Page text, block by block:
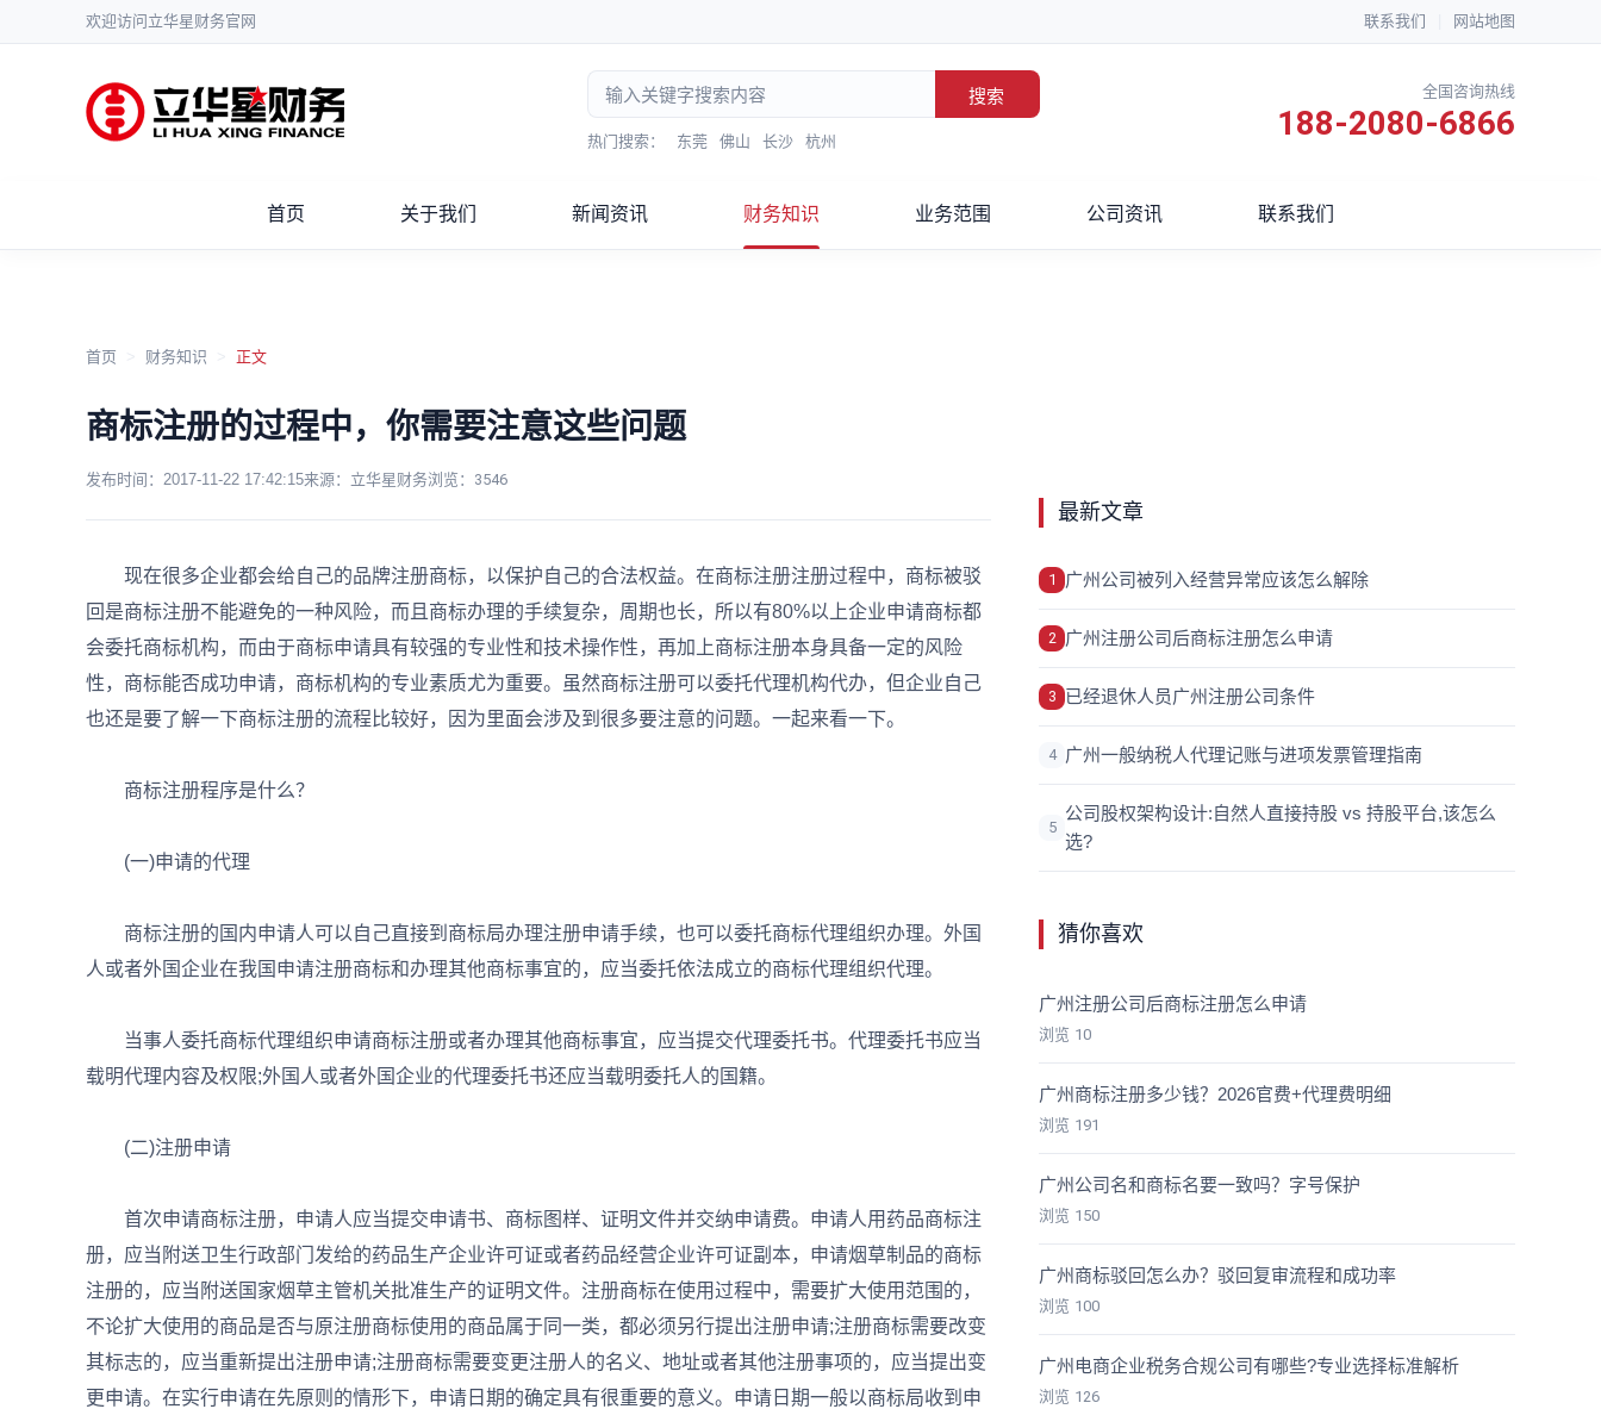
欢迎访问立华星财务官网 联系我们 网站地图
搜索
热门搜索： 东莞 佛山 长沙 杭州
全国咨询热线
188-2080-6866
首页 关于我们 新闻资讯 财务知识 业务范围 公司资讯 联系我们
首页 财务知识 正文
商标注册的过程中，你需要注意这些问题
发布时间： 2017-11-22 17:42:15来源：立华星财务浏览： 3546
现在很多企业都会给自己的品牌注册商标，以保护自己的合法权益。在商标注册注册过程中，商标被驳
回是商标注册不能避免的一种风险，而且商标办理的手续复杂，周期也长，所以有80%以上企业申请商标都
会委托商标机构，而由于商标申请具有较强的专业性和技术操作性，再加上商标注册本身具备一定的风险
性，商标能否成功申请，商标机构的专业素质尤为重要。虽然商标注册可以委托代理机构代办，但企业自己
也还是要了解一下商标注册的流程比较好，因为里面会涉及到很多要注意的问题。一起来看一下。
商标注册程序是什么？
(一)申请的代理
商标注册的国内申请人可以自己直接到商标局办理注册申请手续，也可以委托商标代理组织办理。外国
人或者外国企业在我国申请注册商标和办理其他商标事宜的，应当委托依法成立的商标代理组织代理。
当事人委托商标代理组织申请商标注册或者办理其他商标事宜，应当提交代理委托书。代理委托书应当
载明代理内容及权限;外国人或者外国企业的代理委托书还应当载明委托人的国籍。
(二)注册申请
首次申请商标注册，申请人应当提交申请书、商标图样、证明文件并交纳申请费。申请人用药品商标注
册，应当附送卫生行政部门发给的药品生产企业许可证或者药品经营企业许可证副本，申请烟草制品的商标
注册的，应当附送国家烟草主管机关批准生产的证明文件。注册商标在使用过程中，需要扩大使用范围的，
不论扩大使用的商品是否与原注册商标使用的商品属于同一类，都必须另行提出注册申请;注册商标需要改变
其标志的，应当重新提出注册申请;注册商标需要变更注册人的名义、地址或者其他注册事项的，应当提出变
更申请。在实行申请在先原则的情形下，申请日期的确定具有很重要的意义。申请日期一般以商标局收到申
最新文章
1 广州公司被列入经营异常应该怎么解除
2 广州注册公司后商标注册怎么申请
3 已经退休人员广州注册公司条件
4 广州一般纳税人代理记账与进项发票管理指南
5
公司股权架构设计:自然人直接持股 vs 持股平台,该怎么
选?
猜你喜欢
广州注册公司后商标注册怎么申请
浏览 10
广州商标注册多少钱？2026官费+代理费明细
浏览 191
广州公司名和商标名要一致吗？字号保护
浏览 150
广州商标驳回怎么办？驳回复审流程和成功率
浏览 100
广州电商企业税务合规公司有哪些?专业选择标准解析
浏览 126